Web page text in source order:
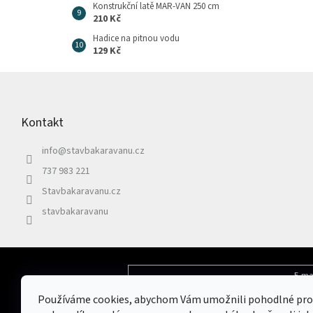
Používáme cookies, abychom Vám umožnili pohodlné
Konstrukční latě MAR-VAN 250 cm
210 Kč
Hadice na pitnou vodu
129 Kč
Kontakt
info@stavbakaravanu.cz
737 983 221
Stavbakaravanu.cz
stavbakaravanu
Odebírat newsletter E-